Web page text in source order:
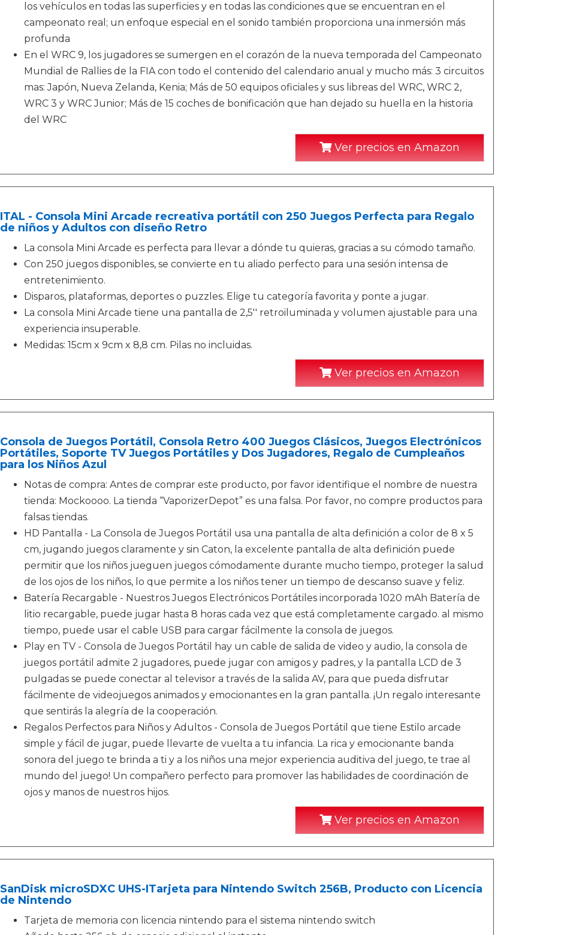
los vehículos en todas las superficies y en todas las condiciones que se encuentran en el
campeonato real; un enfoque especial en el sonido también proporciona una inmersión más
profunda
En el WRC 9, los jugadores se sumergen en el corazón de la nueva temporada del Campeonato
Mundial de Rallies de la FIA con todo el contenido del calendario anual y mucho más: 3 circuitos
mas: Japón, Nueva Zelanda, Kenia; Más de 50 equipos oficiales y sus libreas del WRC, WRC 2,
WRC 3 y WRC Junior; Más de 15 coches de bonificación que han dejado su huella en la historia
del WRC
Ver precios en Amazon
ITAL - Consola Mini Arcade recreativa portátil con 250 Juegos Perfecta para Regalo
de niños y Adultos con diseño Retro
La consola Mini Arcade es perfecta para llevar a dónde tu quieras, gracias a su cómodo tamaño.
Con 250 juegos disponibles, se convierte en tu aliado perfecto para una sesión intensa de
entretenimiento.
Disparos, plataformas, deportes o puzzles. Elige tu categoría favorita y ponte a jugar.
La consola Mini Arcade tiene una pantalla de 2,5'' retroiluminada y volumen ajustable para una
experiencia insuperable.
Medidas: 15cm x 9cm x 8,8 cm. Pilas no incluidas.
Ver precios en Amazon
Consola de Juegos Portátil, Consola Retro 400 Juegos Clásicos, Juegos Electrónicos
Portátiles, Soporte TV Juegos Portátiles y Dos Jugadores, Regalo de Cumpleaños
para los Niños Azul
Notas de compra: Antes de comprar este producto, por favor identifique el nombre de nuestra
tienda: Mockoooo. La tienda “VaporizerDepot” es una falsa. Por favor, no compre productos para
falsas tiendas.
HD Pantalla - La Consola de Juegos Portátil usa una pantalla de alta definición a color de 8 x 5
cm, jugando juegos claramente y sin Caton, la excelente pantalla de alta definición puede
permitir que los niños jueguen juegos cómodamente durante mucho tiempo, proteger la salud
de los ojos de los niños, lo que permite a los niños tener un tiempo de descanso suave y feliz.
Batería Recargable - Nuestros Juegos Electrónicos Portátiles incorporada 1020 mAh Batería de
litio recargable, puede jugar hasta 8 horas cada vez que está completamente cargado. al mismo
tiempo, puede usar el cable USB para cargar fácilmente la consola de juegos.
Play en TV - Consola de Juegos Portátil hay un cable de salida de video y audio, la consola de
juegos portátil admite 2 jugadores, puede jugar con amigos y padres, y la pantalla LCD de 3
pulgadas se puede conectar al televisor a través de la salida AV, para que pueda disfrutar
fácilmente de videojuegos animados y emocionantes en la gran pantalla. ¡Un regalo interesante
que sentirás la alegría de la cooperación.
Regalos Perfectos para Niños y Adultos - Consola de Juegos Portátil que tiene Estilo arcade
simple y fácil de jugar, puede llevarte de vuelta a tu infancia. La rica y emocionante banda
sonora del juego te brinda a ti y a los niños una mejor experiencia auditiva del juego, te trae al
mundo del juego! Un compañero perfecto para promover las habilidades de coordinación de
ojos y manos de nuestros hijos.
Ver precios en Amazon
SanDisk microSDXC UHS-ITarjeta para Nintendo Switch 256B, Producto con Licencia
de Nintendo
Tarjeta de memoria con licencia nintendo para el sistema nintendo switch